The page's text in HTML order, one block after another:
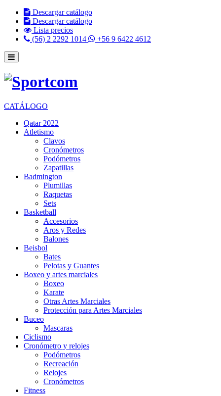
Descargar catálogo
Descargar catálogo
Lista precios
(56) 2 2292 1014
+56 9 6422 4612
CATÁLOGO
Qatar 2022
Atletismo
Clavos
Cronómetros
Podómetros
Zapatillas
Badmington
Plumillas
Raquetas
Sets
Basketball
Accesorios
Aros y Redes
Balones
Beisbol
Bates
Pelotas y Guantes
Boxeo y artes marciales
Boxeo
Karate
Otras Artes Marciales
Protección para Artes Marciales
Buceo
Mascaras
Ciclismo
Cronómetro y relojes
Podómetros
Recreación
Relojes
Cronómetros
Fitness